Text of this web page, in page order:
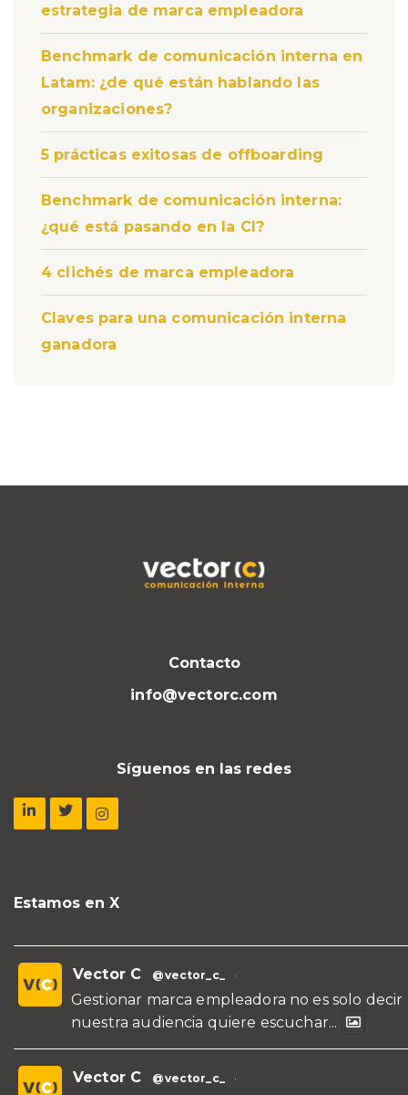
estrategia de marca empleadora
Benchmark de comunicación interna en
Latam: ¿de qué están hablando las
organizaciones?
5 prácticas exitosas de offboarding
Benchmark de comunicación interna:
¿qué está pasando en la CI?
4 clichés de marca empleadora
Claves para una comunicación interna
ganadora
Contacto
info@vectorc.com
Síguenos en las redes
Estamos en X
Vector C @vector_c_ ·
Gestionar marca empleadora no es solo
nuestra audiencia quiere escuchar...
Vector C @vector_c_ ·